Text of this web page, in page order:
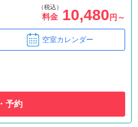
（税込）
料金 10,480 円～
空室カレンダー
予約